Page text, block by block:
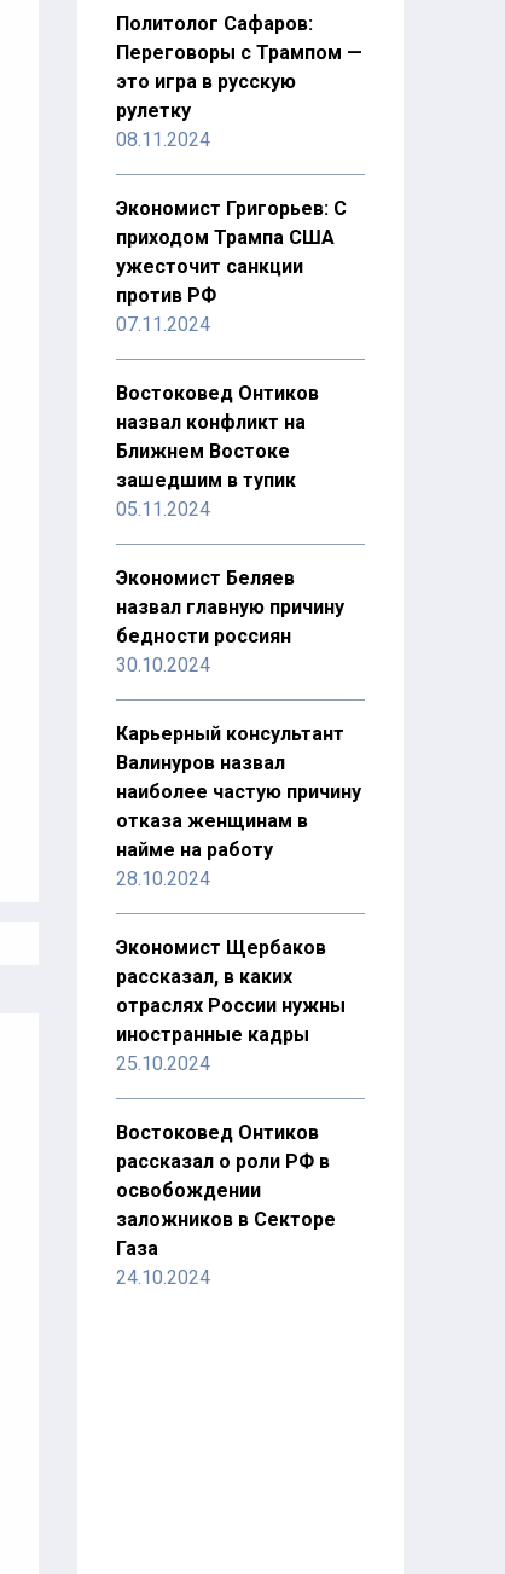
Политолог Сафаров:
Переговоры с Трампом —
это игра в русскую
рулетку
08.11.2024
Экономист Григорьев: С
приходом Трампа США
ужесточит санкции
против РФ
07.11.2024
Востоковед Онтиков
назвал конфликт на
Ближнем Востоке
зашедшим в тупик
05.11.2024
Экономист Беляев
назвал главную причину
бедности россиян
30.10.2024
Карьерный консультант
Валинуров назвал
наиболее частую причину
отказа женщинам в
найме на работу
28.10.2024
Экономист Щербаков
рассказал, в каких
отраслях России нужны
иностранные кадры
25.10.2024
Востоковед Онтиков
рассказал о роли РФ в
освобождении
заложников в Секторе
Газа
24.10.2024